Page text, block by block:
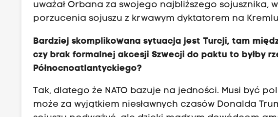
uważał Orbana za swojego najbliższego sojusznika,
porzucenia sojuszu z krwawym dyktatorem na
Bardziej skomplikowana sytuacja jest Turcji, tam
czy brak formalnej akcesji Szwecji do paktu to byłby
Północnoatlantyckiego?
Tak, dlatego że NATO bazuje na jedności. Musi być
może za wyjątkiem niesławnych czasów Donalda